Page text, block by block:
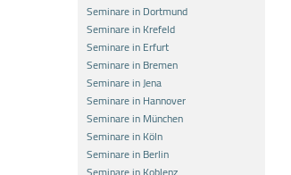
Seminare in Dortmund
Seminare in Krefeld
Seminare in Erfurt
Seminare in Bremen
Seminare in Jena
Seminare in Hannover
Seminare in München
Seminare in Köln
Seminare in Berlin